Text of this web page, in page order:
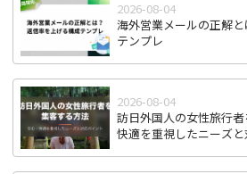
2026-08-04
海外営業メールの正解
テンプレ
2026-08-04
訪日外国人の女性旅行
快適を重視したニーズ